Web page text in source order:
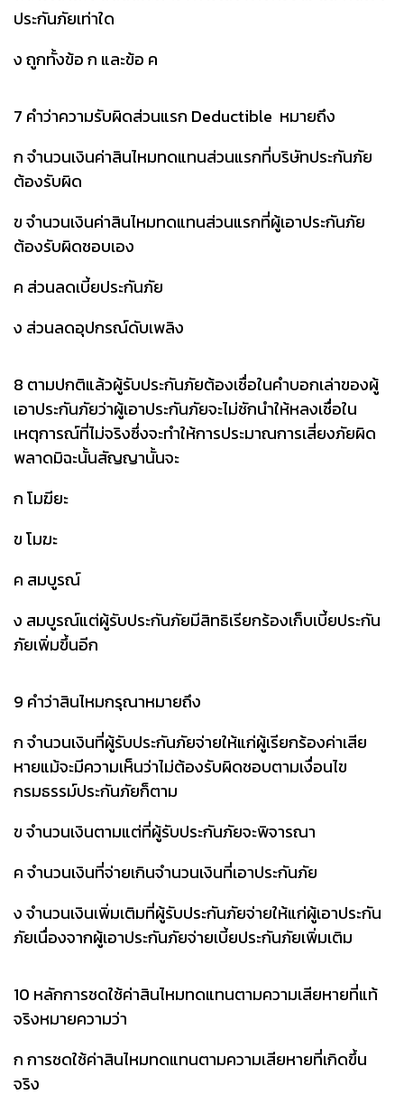
ประกันภัยเท่าใด
ง ถูกทั้งข้อ ก และข้อ ค
7 คำว่าความรับผิดส่วนแรก Deductible หมายถึง
ก จำนวนเงินค่าสินไหมทดแทนส่วนแรกที่บริษัทประกันภัย
ต้องรับผิด
ข จำนวนเงินค่าสินไหมทดแทนส่วนแรกที่ผู้เอาประกันภัย
ต้องรับผิดชอบเอง
ค ส่วนลดเบี้ยประกันภัย
ง ส่วนลดอุปกรณ์ดับเพลิง
8 ตามปกติแล้วผู้รับประกันภัยต้องเชื่อในคำบอกเล่าของผู้
เอาประกันภัยว่าผู้เอาประกันภัยจะไม่ชักนำให้หลงเชื่อใน
เหตุการณ์ที่ไม่จริงซึ่งจะทำให้การประมาณการเสี่ยงภัยผิด
พลาดมิฉะนั้นสัญญานั้นจะ
ก โมฆียะ
ข โมฆะ
ค สมบูรณ์
ง สมบูรณ์แต่ผู้รับประกันภัยมีสิทธิเรียกร้องเก็บเบี้ยประกัน
ภัยเพิ่มขึ้นอีก
9 คำว่าสินไหมกรุณาหมายถึง
ก จำนวนเงินที่ผู้รับประกันภัยจ่ายให้แก่ผู้เรียกร้องค่าเสีย
หายแม้จะมีความเห็นว่าไม่ต้องรับผิดชอบตามเงื่อนไข
กรมธรรม์ประกันภัยก็ตาม
ข จำนวนเงินตามแต่ที่ผู้รับประกันภัยจะพิจารณา
ค จำนวนเงินที่จ่ายเกินจำนวนเงินที่เอาประกันภัย
ง จำนวนเงินเพิ่มเติมที่ผู้รับประกันภัยจ่ายให้แก่ผู้เอาประกัน
ภัยเนื่องจากผู้เอาประกันภัยจ่ายเบี้ยประกันภัยเพิ่มเติม
10 หลักการชดใช้ค่าสินไหมทดแทนตามความเสียหายที่แท้
จริงหมายความว่า
ก การชดใช้ค่าสินไหมทดแทนตามความเสียหายที่เกิดขึ้น
จริง